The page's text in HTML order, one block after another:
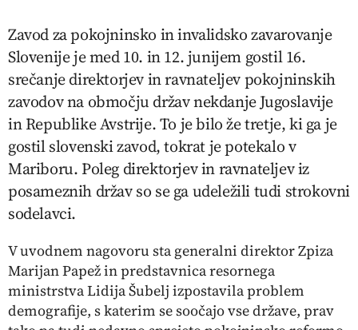
Zavod za pokojninsko in invalidsko zavarovanje
Slovenije je med 10. in 12. junijem gostil 16.
srečanje direktorjev in ravnateljev pokojninskih
zavodov na območju držav nekdanje Jugoslavije
in Republike Avstrije. To je bilo že tretje, ki ga je
gostil slovenski zavod, tokrat je potekalo v
Mariboru. Poleg direktorjev in ravnateljev iz
posameznih držav so se ga udeležili tudi strokovni
sodelavci.
V uvodnem nagovoru sta generalni direktor Zpiza
Marijan Papež in predstavnica resornega
ministrstva Lidija Šubelj izpostavila problem
demografije, s katerim se soočajo vse države, prav